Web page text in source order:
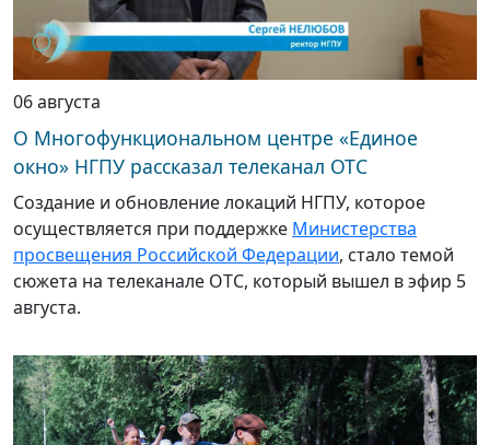
06 августа
О Многофункциональном центре «Единое
окно» НГПУ рассказал телеканал ОТС
Создание и обновление локаций НГПУ, которое
осуществляется при поддержке Министерства
просвещения Российской Федерации, стало темой
сюжета на телеканале ОТС, который вышел в эфир 5
августа.